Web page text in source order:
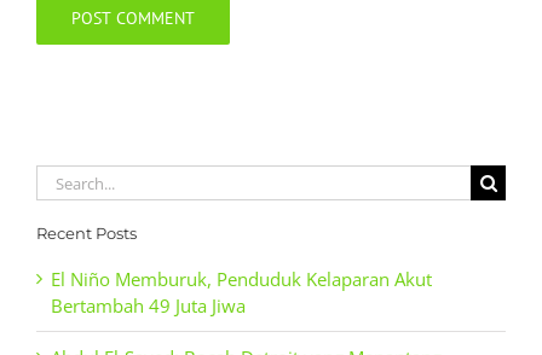
Search
for:
Recent Posts
El Niño Memburuk, Penduduk Kelaparan Akut
Bertambah 49 Juta Jiwa